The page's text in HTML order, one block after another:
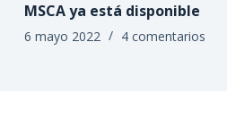
MSCA ya está disponible
6 mayo 2022 4 comentarios